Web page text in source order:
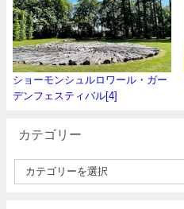
ショーモンシュルロワール・ガー
デンフェスティバル[4]
カテゴリー